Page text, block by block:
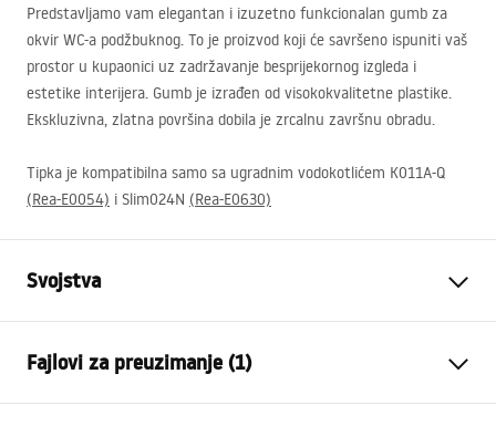
Predstavljamo vam elegantan i izuzetno funkcionalan gumb za
okvir WC-a podžbuknog. To je proizvod koji će savršeno ispuniti vaš
prostor u kupaonici uz zadržavanje besprijekornog izgleda i
estetike interijera. Gumb je izrađen od visokokvalitetne plastike.
Ekskluzivna, zlatna površina dobila je zrcalnu završnu obradu.
Tipka je kompatibilna samo sa ugradnim vodokotlićem K011A-Q
(Rea-E0054) i Slim024N (Rea-E0630)
Svojstva
Materijal
Visina
155mm
Fajlovi za preuzimanje (1)